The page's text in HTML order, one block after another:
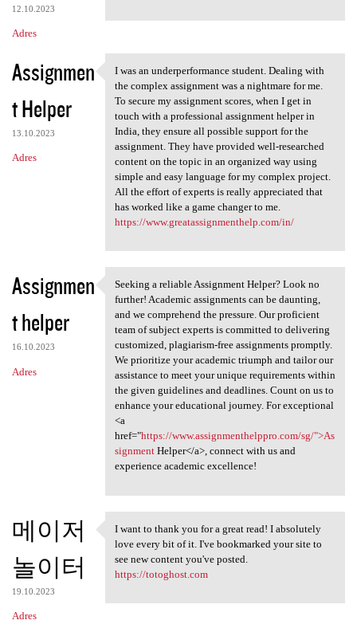
12.10.2023
Adres
Assignmen
t Helper
13.10.2023
Adres
I was an underperformance
I was an underperformance student. Dealing with
the complex assignment was a nightmare for me.
To secure my assignment scores, when I get in
touch with a professional assignment helper in
India, they ensure all possible support for the
assignment. They have provided well-researched
content on the topic in an organized way using
simple and easy language for my complex project.
All the effort of experts is really appreciated that
has worked like a game changer to me.
https://www.greatassignmenthelp.com/in/
Assignmen
t helper
16.10.2023
Adres
Seeking a reliable Assignment
Seeking a reliable Assignment Helper? Look no
further! Academic assignments can be daunting,
and we comprehend the pressure. Our proficient
team of subject experts is committed to delivering
customized, plagiarism-free assignments promptly.
We prioritize your academic triumph and tailor our
assistance to meet your unique requirements within
the given guidelines and deadlines. Count on us to
enhance your educational journey. For exceptional
<a
href="https://www.assignmenthelppro.com/sg/">As
signmentHelper</a>, connect with us and
experience academic excellence!
메이저
놀이터
19.10.2023
Adres
I want to thank you for a
I want to thank you for a great read! I absolutely
love every bit of it. I've bookmarked your site to
see new content you've posted.
https://totoghost.com